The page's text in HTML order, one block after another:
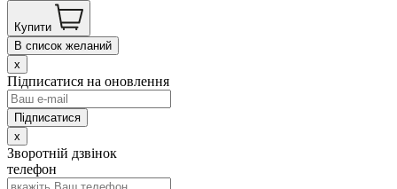
Купити
В список желаний
x
Підписатися на оновлення
x
Зворотній дзвінок
телефон